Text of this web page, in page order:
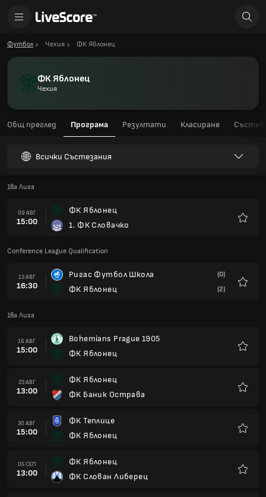
Футбол Чехия ФК Яблонец
ФК Яблонец
Чехия
Общ преглед Програма Резултати Класиране Състав
Всички Състезания
1ва Лига
09 АВГ
15:00
ФК Яблонец
1. ФК Словачко
Conference League Qualification
13 АВГ
16:30
Ригас Футбол Школа
ФК Яблонец
(0)
(2)
1ва Лига
16 АВГ
15:00
Bohemians Prague 1905
ФК Яблонец
23 АВГ
13:00
ФК Яблонец
ФК Баник Острава
30 АВГ
15:00
ФК Теплице
ФК Яблонец
05 СЕП
13:00
ФК Яблонец
ФК Слован Либерец